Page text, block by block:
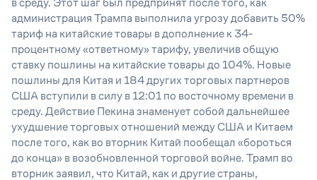
в среду. Этот шаг был предпринят после того, как
администрация Трампа выполнила угрозу добавить 50%
тариф на китайские товары в дополнение к 34-
процентному «ответному» тарифу, увеличив общую
ставку пошлины на китайские товары до 104%. Новые
пошлины для Китая и 184 других торговых партнеров
США вступили в силу в 12:01 по восточному времени в
среду. Действие Пекина знаменует собой дальнейшее
ухудшение торговых отношений между США и Китаем
после того, как во вторник Китай пообещал «бороться
до конца» в возобновленной торговой войне. Трамп во
вторник заявил, что Китай, как и другие страны,